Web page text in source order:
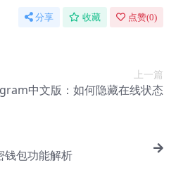
分享 收藏 点赞(0)
上一篇
中文版：如何隐藏在线状态
包功能解析